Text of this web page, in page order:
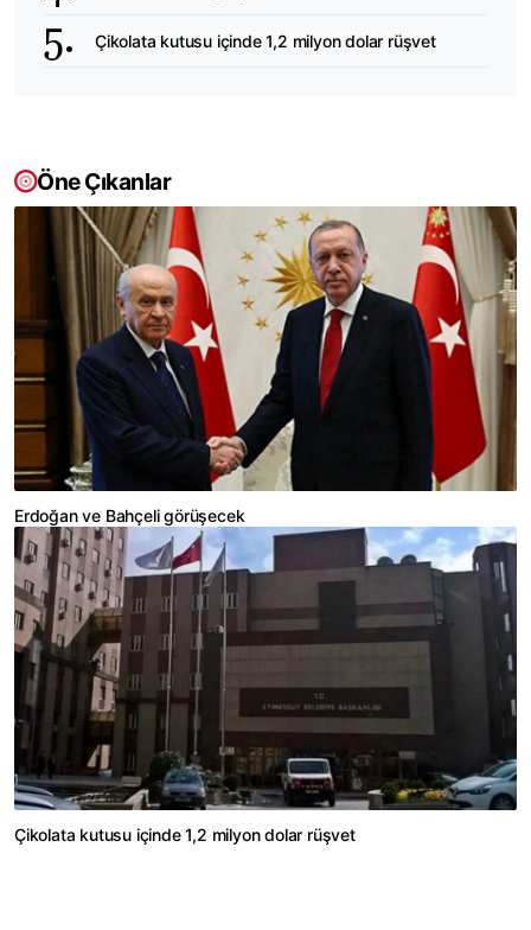
Çikolata kutusu içinde 1,2 milyon dolar rüşvet
Öne Çıkanlar
Erdoğan ve Bahçeli görüşecek
Çikolata kutusu içinde 1,2 milyon dolar rüşvet